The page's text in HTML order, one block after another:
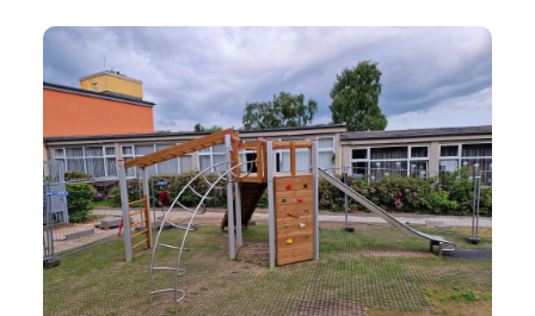
sichere Nutzung und angenehme Atmosphäre.
Nachhaltig geplant und modular erweiterbar – für
langfristige Freude und hohe Alltagstauglichkeit.